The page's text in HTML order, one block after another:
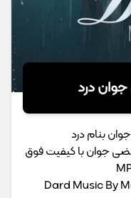
درد
بنام درد
جوان با کیفیت فوق
Dard Music By